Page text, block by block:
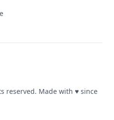
reserved. Made with ♥ since